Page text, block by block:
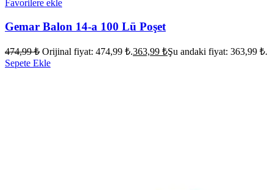
Favorilere ekle
Gemar Balon 14-a 100 Lü Poşet
474,99₺ Orijinal fiyat: 474,99 ₺.363,99 ₺Şu andaki fiyat: 363,99 ₺.
Sepete Ekle